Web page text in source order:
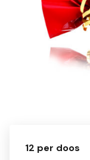
12 per doos